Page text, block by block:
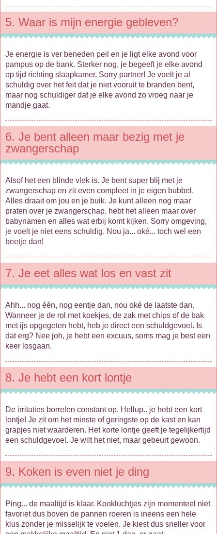
5. Waar is mijn energie gebleven?
Je energie is ver beneden peil en je ligt elke avond voor
pampus op de bank. Sterker nog, je begeeft je elke avond
op tijd richting slaapkamer. Sorry partner! Je voelt je al
schuldig over het feit dat je niet vooruit te branden bent,
maar nog schuldiger dat je elke avond zo vroeg naar je
mandje gaat.
6. Je bent alleen maar bezig met je
zwangerschap
Alsof het een blinde vlek is. Je bent super blij met je
zwangerschap en zit even compleet in je eigen bubbel.
Alles draait om jou en je buik. Je kunt alleen nog maar
praten over je zwangerschap, hebt het alleen maar over
babynamen en alles wat erbij komt kijken. Sorry omgeving,
je voelt je niet eens schuldig. Nou ja... oké... toch wel een
beetje dan!
7. Je eet alles wat los en vast zit
Ahh... nog één, nog eentje dan, nou oké de laatste dan.
Wanneer je de rol met koekjes, de zak met chips of de bak
met ijs opgegeten hebt, heb je direct een schuldgevoel. Is
dat erg? Nee joh, je hebt een excuus, soms mag je best een
keer losgaan.
8. Je hebt een kort lontje
De irritaties borrelen constant op, Hellup.. je hebt een kort
lontje! Je zit om het minste of geringste op de kast en kan
grapjes niet waarderen. Het korte lontje geeft je tegelijkertijd
een schuldgevoel. Je wilt het niet, maar gebeurt gewoon.
9. Koken is even niet je ding
Ping... de maaltijd is klaar. Kookluchtjes zijn momenteel niet
favoriet dus boven de pannen roeren is ineens een hele
klus zonder je misselijk te voelen. Je kiest dus sneller voor